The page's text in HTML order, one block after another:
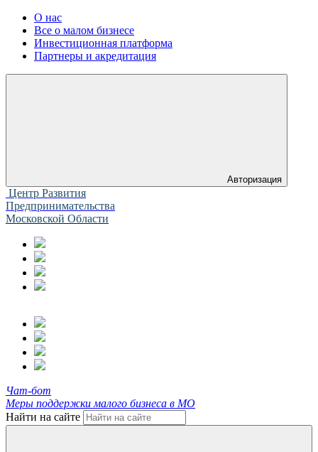
О нас
Все о малом бизнесе
Инвестиционная платформа
Партнеры и акредитация
Авторизация
Центр Развития
Предпринимательства
Московской Области
Чат-бот
Меры поддержки малого бизнеса в МО
Найти на сайте